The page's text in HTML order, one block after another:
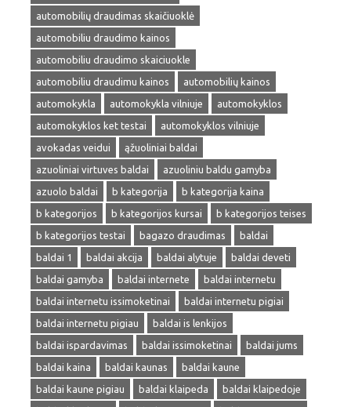
automobilių draudimas skaičiuoklė
automobiliu draudimo kainos
automobiliu draudimo skaiciuokle
automobiliu draudimu kainos
automobilių kainos
automokykla
automokykla vilniuje
automokyklos
automokyklos ket testai
automokyklos vilniuje
avokadas veidui
ąžuoliniai baldai
azuoliniai virtuves baldai
azuoliniu baldu gamyba
azuolo baldai
b kategorija
b kategorija kaina
b kategorijos
b kategorijos kursai
b kategorijos teises
b kategorijos testai
bagazo draudimas
baldai
baldai 1
baldai akcija baldai alytuje
baldai deveti
baldai gamyba
baldai internete
baldai internetu
baldai internetu issimoketinai
baldai internetu pigiai
baldai internetu pigiau
baldai is lenkijos
baldai ispardavimas
baldai issimoketinai
baldai jums
baldai kaina
baldai kaunas
baldai kaune
baldai kaune pigiau
baldai klaipeda
baldai klaipedoje